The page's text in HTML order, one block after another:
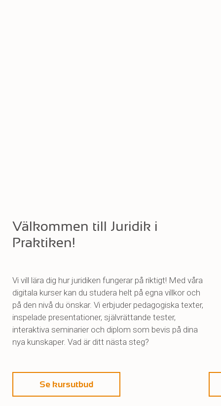
Välkommen till Juridik i
Praktiken!
Vi vill lära dig hur juridiken fungerar på riktigt! Med våra
digitala kurser kan du studera helt på egna villkor och
på den nivå du önskar. Vi erbjuder pedagogiska texter,
inspelade presentationer, självrättande tester,
interaktiva seminarier och diplom som bevis på dina
nya kunskaper. Vad är ditt nästa steg?
Se kursutbud